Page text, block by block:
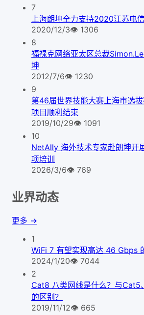
7
上海朗坤全力支持2020江苏电
2020/12/3👁 1306
8
福禄克网络亚太区总裁
坤
2012/7/6👁 1230
9
第46届世界技能大赛上海市选
项目顺利结束
2019/10/29👁 1091
10
NetAlly 海外技术专家赴朗坤开
项培训
2026/3/6👁 769
业界动态
更多 →
1
WiFi 7 有望实现高达 46 Gbps
2024/1/20👁 7044
2
Cat8 八类网线是什么？与
的区别？
2019/11/12👁 665